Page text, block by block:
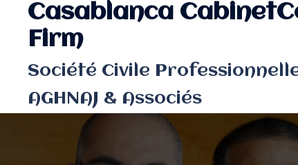
Casablanca
Firm
Société Civile
AGHNAJ & Associés